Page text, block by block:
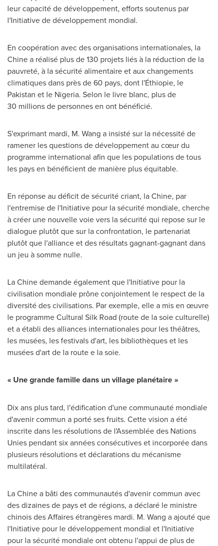
leur capacité de développement, efforts soutenus par
l'Initiative de développement mondial.
En coopération avec des organisations internationales, la
Chine a réalisé plus de 130 projets liés à la réduction de la
pauvreté, à la sécurité alimentaire et aux changements
climatiques dans près de 60 pays, dont l'Éthiopie, le
Pakistan et le Nigeria. Selon le livre blanc, plus de
30 millions de personnes en ont bénéficié.
S'exprimant mardi, M. Wang a insisté sur la nécessité de
ramener les questions de développement au cœur du
programme international afin que les populations de tous
les pays en bénéficient de manière plus équitable.
En réponse au déficit de sécurité criant, la Chine, par
l'entremise de l'Initiative pour la sécurité mondiale, cherche
à créer une nouvelle voie vers la sécurité qui repose sur le
dialogue plutôt que sur la confrontation, le partenariat
plutôt que l'alliance et des résultats gagnant-gagnant dans
un jeu à somme nulle.
La Chine demande également que l'Initiative pour la
civilisation mondiale prône conjointement le respect de la
diversité des civilisations. Par exemple, elle a mis en œuvre
le programme Cultural Silk Road (route de la soie culturelle)
et a établi des alliances internationales pour les théâtres,
les musées, les festivals d'art, les bibliothèques et les
musées d'art de la route e la soie.
« Une grande famille dans un village planétaire »
Dix ans plus tard, l'édification d'une communauté mondiale
d'avenir commun a porté ses fruits. Cette vision a été
inscrite dans les résolutions de l'Assemblée des Nations
Unies pendant six années consécutives et incorporée dans
plusieurs résolutions et déclarations du mécanisme
multilatéral.
La Chine a bâti des communautés d'avenir commun avec
des dizaines de pays et de régions, a déclaré le ministre
chinois des Affaires étrangères mardi. M. Wang a ajouté que
l'Initiative pour le développement mondial et l'Initiative
pour la sécurité mondiale ont obtenu l'appui de plus de